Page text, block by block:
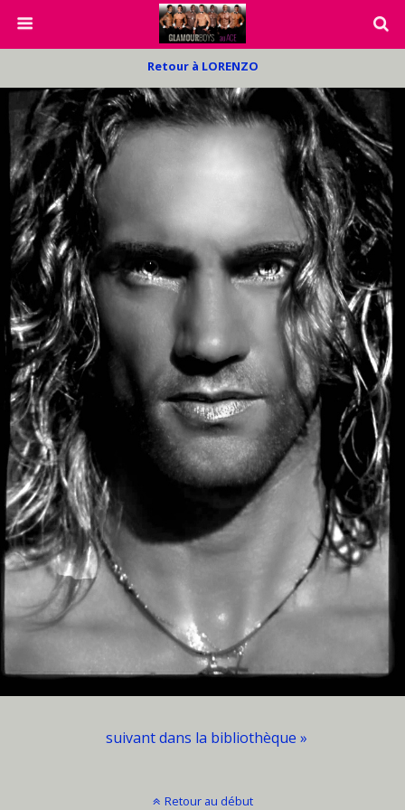
Retour à LORENZO
suivant dans la bibliothèque »
Retour au début